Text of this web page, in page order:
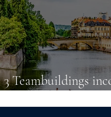
3 Teambuildings